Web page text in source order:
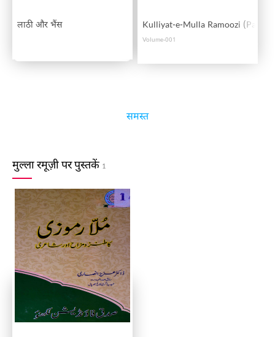
लाठी और भैंस Kulliyat-e-Mulla Ramoozi (Part-
Volume-001
समस्त
मुल्ला रमूज़ी पर पुस्तकें 1